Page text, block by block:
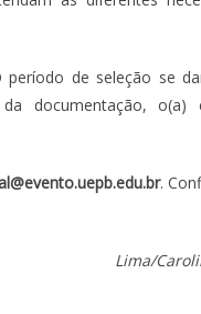
de seleção se
documentação, o(a)
.